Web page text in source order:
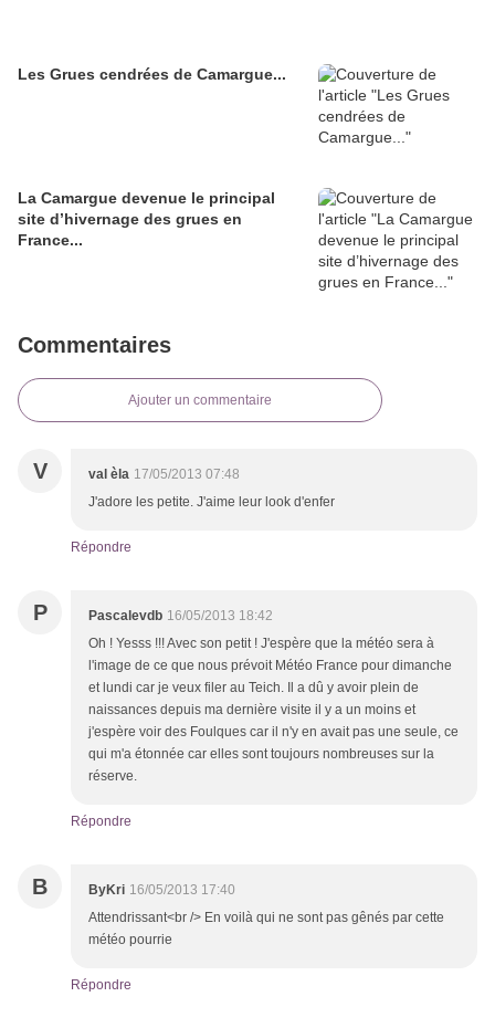
Les Grues cendrées de Camargue...
La Camargue devenue le principal
site d’hivernage des grues en
France...
Commentaires
Ajouter un commentaire
V val èla 17/05/2013 07:48
J'adore les petite. J'aime leur look d'enfer
Répondre
P Pascalevdb 16/05/2013 18:42
Oh ! Yesss !!! Avec son petit ! J'espère que la météo sera à
l'image de ce que nous prévoit Météo France pour dimanche
et lundi car je veux filer au Teich. Il a dû y avoir plein de
naissances depuis ma dernière visite il y a un moins et
j'espère voir des Foulques car il n'y en avait pas une seule, ce
qui m'a étonnée car elles sont toujours nombreuses sur la
réserve.
Répondre
B ByKri 16/05/2013 17:40
Attendrissant<br /> En voilà qui ne sont pas gênés par cette
météo pourrie
Répondre